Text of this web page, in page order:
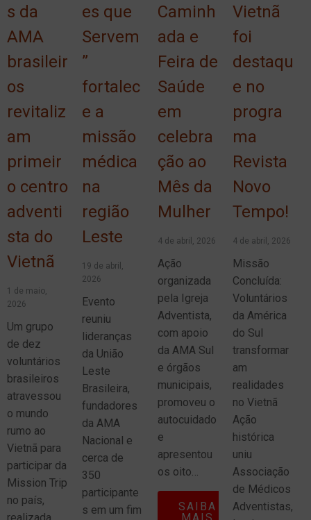
s da
AMA
brasileir
os
revitaliz
am
primeir
o centro
adventi
sta do
Vietnã
1 de maio,
2026
Um grupo
de dez
voluntários
brasileiros
atravessou
o mundo
rumo ao
Vietnã para
participar da
Mission Trip
no país,
es que
Servem
”
fortalec
e a
missão
médica
na
região
Leste
19 de abril,
2026
Evento
reuniu
lideranças
da União
Leste
Brasileira,
fundadores
da AMA
Nacional e
cerca de
350
participante
s em um fim
Caminh
ada e
Feira de
Saúde
em
celebra
ção ao
Mês da
Mulher
4 de abril, 2026
Ação
organizada
pela Igreja
Adventista,
com apoio
da AMA Sul
e órgãos
municipais,
promoveu o
autocuidado
e
apresentou
os oito…
SAIBA
Vietnã
foi
destaqu
e no
progra
ma
Revista
Novo
Tempo!
4 de abril, 2026
Missão
Concluída:
Voluntários
da América
do Sul
transformar
am
realidades
no Vietnã
Ação
histórica
uniu
Associação
de Médicos
Adventistas,